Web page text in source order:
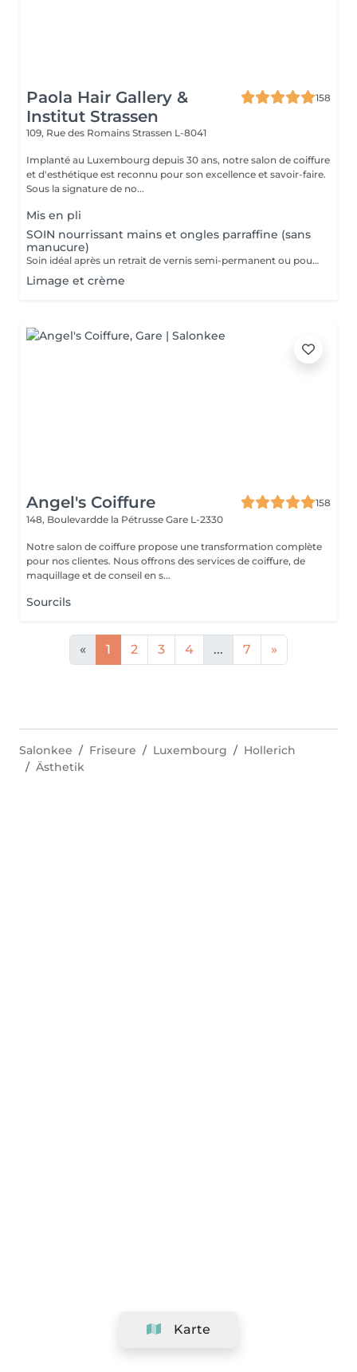
Paola Hair Gallery &
Institut Strassen
158
109, Rue des Romains Strassen L-8041
Implanté au Luxembourg depuis 30 ans, notre salon de coiffure
et d'esthétique est reconnu pour son excellence et savoir-faire.
Sous la signature de no...
Mis en pli
SOIN nourrissant mains et ongles parraffine (sans
manucure)
Soin idéal après un retrait de vernis semi-permanent ou pour simplement nourrir les mains et les ongles.
Limage et crème
Angel's Coiffure
158
148, Boulevardde la Pétrusse Gare L-2330
Notre salon de coiffure propose une transformation complète
pour nos clientes. Nous offrons des services de coiffure, de
maquillage et de conseil en s...
Sourcils
« 1 2 3 4 ... 7 »
Karte
Salonkee Friseure Luxembourg
Hollerich
Ästhetik